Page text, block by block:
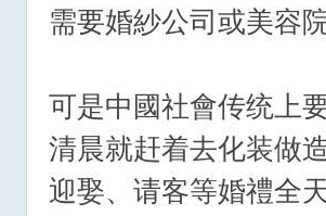
需要婚紗公司或美容
可是中國社會传统上
清晨就赶着去化装做
迎娶、请客等婚禮全